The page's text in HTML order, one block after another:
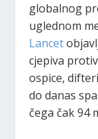
globalnog
uglednom
Lancet
cjepiva
ospice,
do danas
čega čak 94